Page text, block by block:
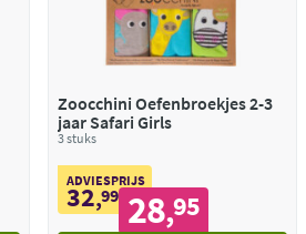
Zoocchini Oefenbroekjes 2-3
jaar Safari Girls
3 stuks
ADVIESPRIJS
32,99 28,95